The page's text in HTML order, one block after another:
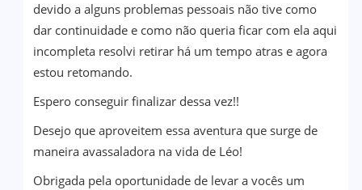
devido a alguns problemas pessoais não tive como
dar continuidade e como não queria ficar com ela aqui
incompleta resolvi retirar há um tempo atras e agora
estou retomando.
Espero conseguir finalizar dessa vez!!
Desejo que aproveitem essa aventura que surge de
maneira avassaladora na vida de Léo!
Obrigada pela oportunidade de levar a vocês um